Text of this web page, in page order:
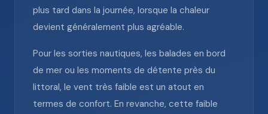
plus tard dans la journée, lorsque la chaleur
devient généralement plus agréable.
Pour les sorties nautiques, les balades en bord
de mer ou les moments de détente près du
littoral, le vent très faible est un atout en
termes de confort. En revanche, cette faible